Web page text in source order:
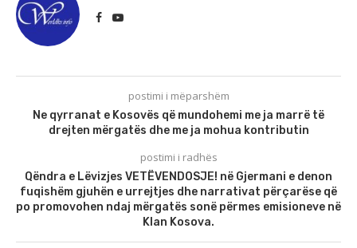
postimi i mëparshëm
Ne qyrranat e Kosovës që mundohemi me ja marrë të
drejten mërgatës dhe me ja mohua kontributin
postimi i radhës
Qëndra e Lëvizjes VETËVENDOSJE! në Gjermani e denon
fuqishëm gjuhën e urrejtjes dhe narrativat përçarëse që
po promovohen ndaj mërgatës sonë përmes emisioneve në
Klan Kosova.